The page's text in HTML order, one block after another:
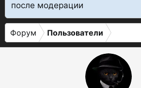
после модерации
Форум Пользователи